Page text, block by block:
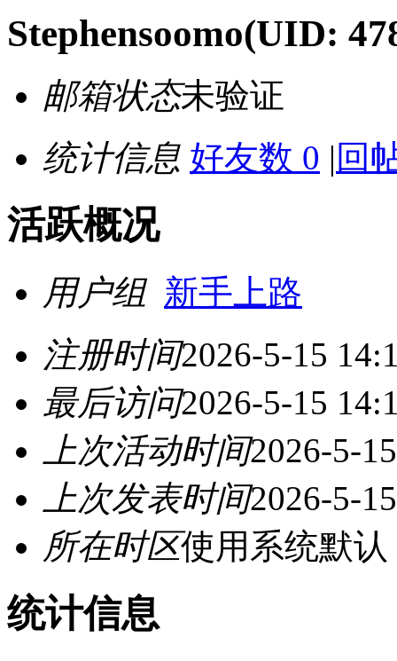
Stephensoomo(UID:
邮箱状态未验证
统计信息 好友数 0 | 回
活跃概况
用户组 新手上路
注册时间2026-5-15
最后访问2026-5-15
上次活动时间2026-5-
上次发表时间2026-5-
所在时区使用系统默认
统计信息